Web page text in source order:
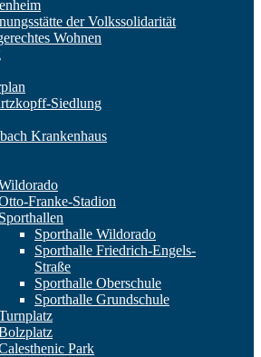
der Volkssolidarität
Wohnen
Siedlung
Krankenhaus
Franke-Stadion
Sporthallen
Sporthalle Wildorado
Sporthalle Friedrich-Engels-
Straße
Sporthalle Oberschule
Sporthalle Grundschule
Park